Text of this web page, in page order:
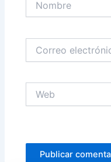
electrónico